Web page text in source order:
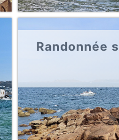
Randonnée